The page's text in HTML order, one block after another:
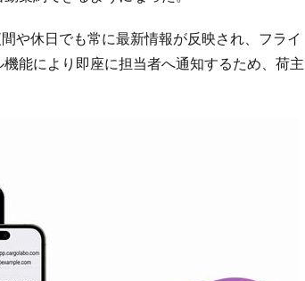
や休日でも常に最新情報が反映され、フライ
能により即座に担当者へ通知するため、荷主